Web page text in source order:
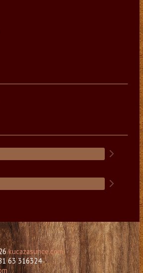
kucazasunce.com
63 316324